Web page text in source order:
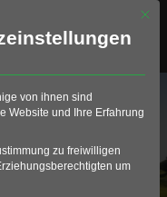
Mit
von ihnen sind
Website und Ihre Erfahrung
zu freiwilligen
um